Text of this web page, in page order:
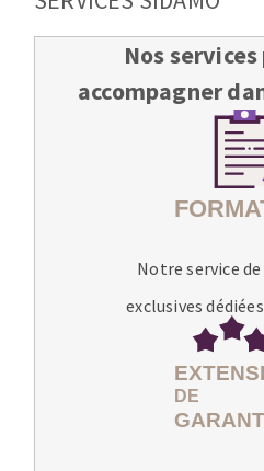
Nos
accompagner
Notre service
exclusives